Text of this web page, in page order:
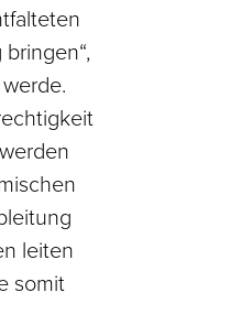
leiten
somit